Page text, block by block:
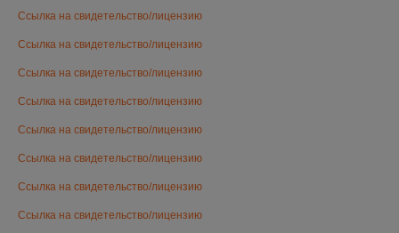
Ссылка на свидетельство/лицензию
Ссылка на свидетельство/лицензию
Ссылка на свидетельство/лицензию
Ссылка на свидетельство/лицензию
Ссылка на свидетельство/лицензию
Ссылка на свидетельство/лицензию
Ссылка на свидетельство/лицензию
Ссылка на свидетельство/лицензию